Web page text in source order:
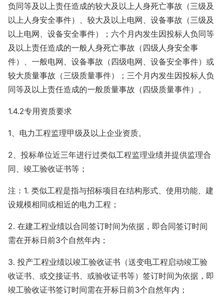
负同等及以上责任造成的较大及以上人身死亡事故（三级及
以上人身安全事件）、较大及以上电网、设备事故（三级及
以上电网、设备安全事件）；六个月内发生因投标人负同等
及以上责任造成的一般人身死亡事故（四级人身安全事
件）、一般电网、设备事故（四级电网、设备安全事件）或
较大质量事故（三级质量事件）；三个月内发生因投标人负
同等及以上责任造成的一般质量事故（四级质量事件）。
1.4.2专用资质要求
1、电力工程监理甲级及以上企业资质。
2、投标单位近三年进行过类似工程监理业绩并提供监理合
同、竣工验收证书等；
注：1. 类似工程是指与招标项目在结构形式、使用功能、建
设规模相同或相近的电力工程；
2. 在建工程业绩以合同签订时间为依据，即合同签订时间
需在开标日前3个自然年内；
3. 投产工程业绩以竣工验收证书（送变电工程启动竣工验
收证书、或交接证书、或验收证书等）签订时间为依据，即
竣工验收证书签订时间需在开标日前3个自然年内；